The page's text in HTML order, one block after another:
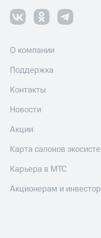
О компании
Поддержка
Контакты
Новости
Акции
Карта салонов
Карьера в МТС
Акционерам и